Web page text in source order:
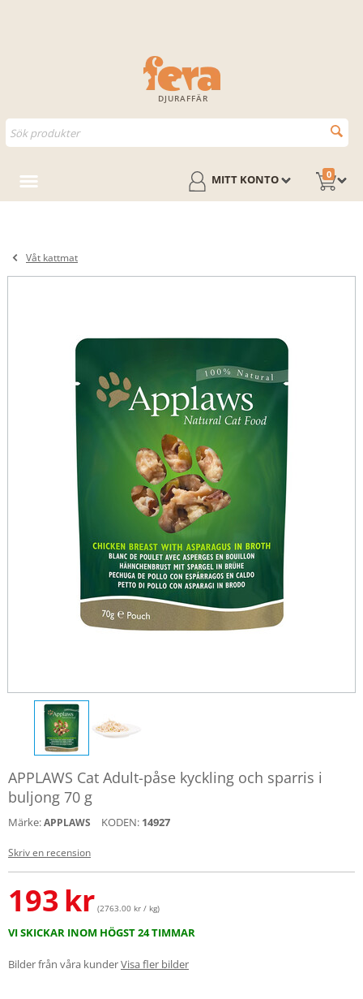
DJURAFFÄR
0
MITT KONTO
Våt kattmat
APPLAWS Cat Adult-påse kyckling och sparris i
buljong 70 g
Märke:APPLAWS KODEN: 14927
Skriv en recension
193kr (2763.00 kr / kg)
VI SKICKAR INOM HÖGST 24 TIMMAR
Bilder från våra kunderVisa fler bilder